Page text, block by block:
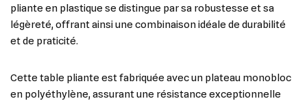
pliante en plastique se distingue par sa robustesse et sa
légèreté, offrant ainsi une combinaison idéale de durabilité
et de praticité.
Cette table pliante est fabriquée avec un plateau monobloc
en polyéthylène, assurant une résistance exceptionnelle